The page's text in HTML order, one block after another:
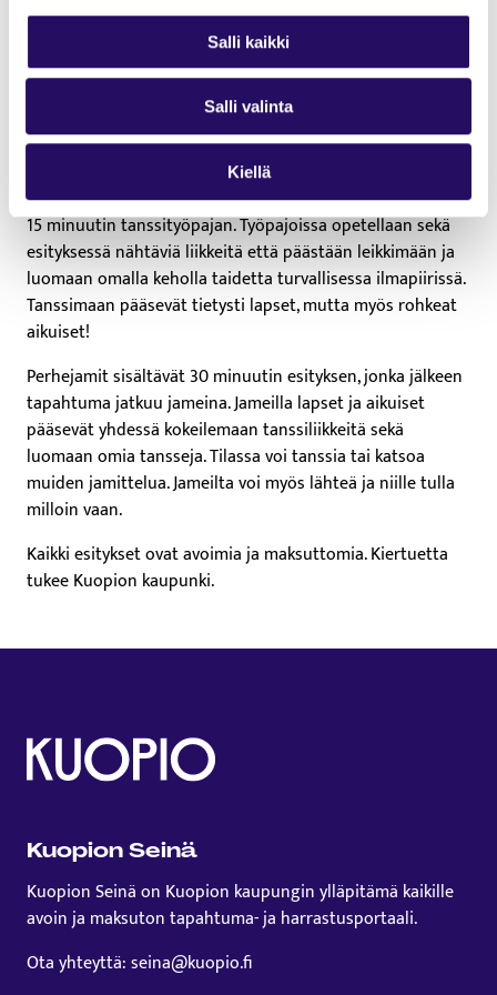
Salli kaikki
Salli valinta
Kiellä
Tanssiseikkailu , Uppo-Nalle päivä Rauhalahden
kartanolla, Rauhankatu 4
Megamahtavat perhejamit
Katutanssiyhdistyksen kanssa, Puistokoulun sali,
Puistokatu 13
Tanssiseikkailut sisältävät 30 minuutin tanssiesityksen ja
15 minuutin tanssityöpajan. Työpajoissa opetellaan sekä
esityksessä nähtäviä liikkeitä että päästään leikkimään ja
luomaan omalla keholla taidetta turvallisessa ilmapiirissä.
Tanssimaan pääsevät tietysti lapset, mutta myös rohkeat
aikuiset!
Perhejamit sisältävät 30 minuutin esityksen, jonka jälkeen
tapahtuma jatkuu jameina. Jameilla lapset ja aikuiset
pääsevät yhdessä kokeilemaan tanssiliikkeitä sekä
luomaan omia tansseja. Tilassa voi tanssia tai katsoa
muiden jamittelua. Jameilta voi myös lähteä ja niille tulla
milloin vaan.
Kaikki esitykset ovat avoimia ja maksuttomia. Kiertuetta
tukee Kuopion kaupunki.
Kuopion Seinä
Kuopion Seinä on Kuopion kaupungin ylläpitämä kaikille
avoin ja maksuton tapahtuma- ja harrastusportaali.
Ota yhteyttä: seina@kuopio.fi